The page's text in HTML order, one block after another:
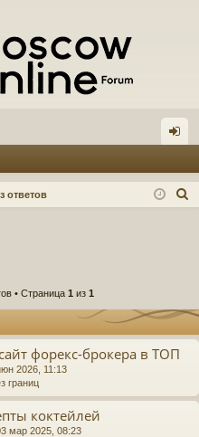
д
ответов
• Страница 1 из 1
форекс-брокера в ТОП
2026, 11:13
границ
коктейлей
мар 2025, 08:23